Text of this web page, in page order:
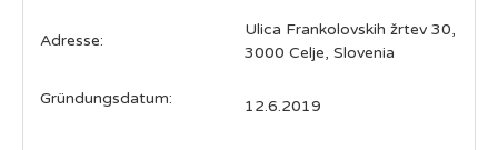
Adresse:
Ulica Frankolovskih žrtev 30,
3000 Celje, Slovenia
Gründungsdatum: 12.6.2019